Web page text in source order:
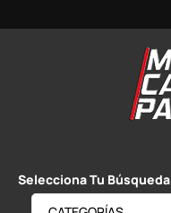
Selecciona Tu Búsqueda